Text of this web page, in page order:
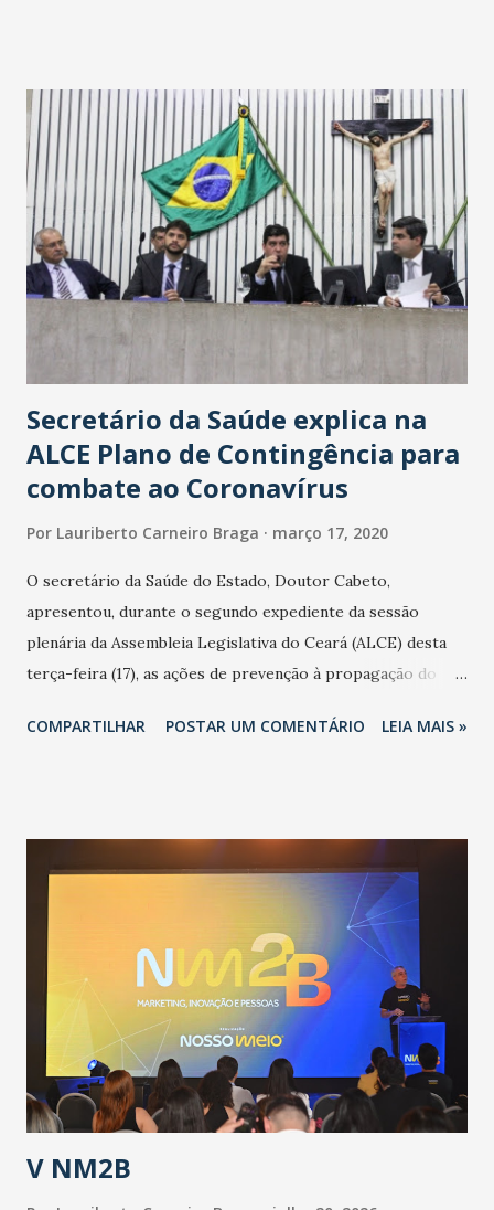
Secretário da Saúde explica na
ALCE Plano de Contingência para
combate ao Coronavírus
Por Lauriberto Carneiro Braga março 17, 2020
O secretário da Saúde do Estado, Doutor Cabeto,
apresentou, durante o segundo expediente da sessão
plenária da Assembleia Legislativa do Ceará (ALCE) desta
terça-feira (17), as ações de prevenção à propagação do
adotadas pelo Governo do Estado na contenção da
população suspeita e de cuidados com os ambientes
públicos e domiciliares. “Nós não estamos vivendo uma
epidemia comum, como temos em todos os anos, com
aumento de casos de dengue, influenza ou H1N1. Trata-se
de uma epidemia com um vírus diferente, com um poder de
contaminação maior que outros coronavírus”, apontou o
secretário. Segundo ele, é uma epidemia com chance de
contaminação alta, podendo gerar um grande risco à
população e ao sistema de saúde. “Precisamos saber fazer a
estratificação do risco da doença, para não so...
COMPARTILHAR POSTAR UM COMENTÁRIO LEIA MAIS »
V NM2B